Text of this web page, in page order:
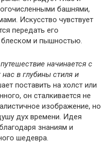
башнями,
Искусство чувствует
передать его
и пышностью.
начинается с
в глубины стиля и
поставить на холст или
он сталкивается не
изображение, но
дух времени. Идея
знаниям и
шедевра.